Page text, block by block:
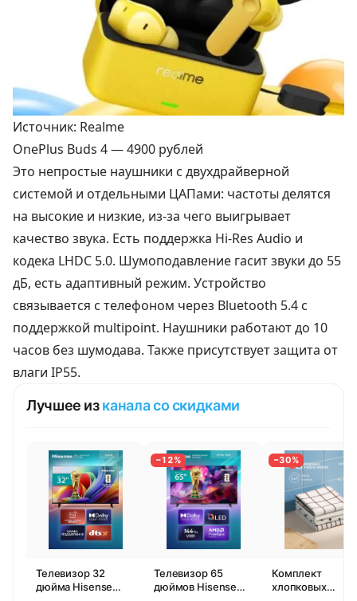
Источник: Realme
OnePlus Buds 4 —4900 рублей
Это непростые наушники с двухдрайверной
системой и отдельными ЦАПами: частоты делятся
на высокие и низкие, из-за чего выигрывает
качество звука. Есть поддержка Hi-Res Audio и
кодека LHDC 5.0. Шумоподавление гасит звуки до 55
дБ, есть адаптивный режим. Устройство
связывается с телефоном через Bluetooth 5.4 с
поддержкой multipoint. Наушники работают до 10
часов без шумодава. Также присутствует защита от
влаги IP55.
Лучшее изканала со скидками
Телевизор 32
дюйма Hisense
−12%
Телевизор 65
дюймов Hisense
−30%
Комплект
хлопковых